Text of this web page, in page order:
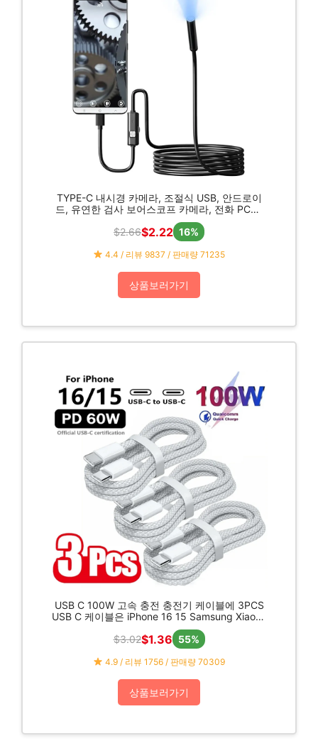
TYPE-C 내시경 카메라, 조절식 USB, 안드로이
드, 유연한 검사 보어스코프 카메라, 전화 PC용,
IP67 방수, 6 LED, 7.0mm
$2.66$2.22 16%
4.4 / 리뷰 9837 / 판매량 71235
상품보러가기
USB C 100W 고속 충전 충전기 케이블에 3PCS
USB C 케이블은 iPhone 16 15 Samsung Xiaomi
Huawei 등을 위한 고속 충전을 지원합니다.
$3.02$1.36 55%
4.9 / 리뷰 1756 / 판매량 70309
상품보러가기